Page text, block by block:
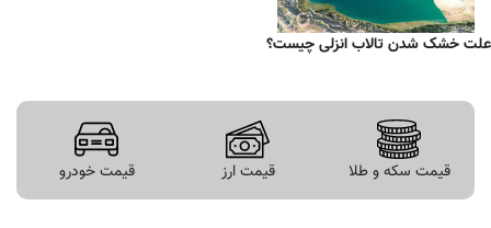
علت خشک شدن تالاب انزلی چیست؟
قیمت سکه و طلا قیمت ارز قیمت خودرو